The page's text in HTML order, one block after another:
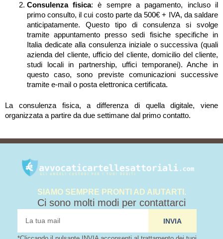
Consulenza fisica: è sempre a pagamento, incluso il
primo consulto, il cui costo parte da 500€ + IVA, da saldare
anticipatamente. Questo tipo di consulenza si svolge
tramite appuntamento presso sedi fisiche specifiche in
Italia dedicate alla consulenza iniziale o successiva (quali
azienda del cliente, ufficio del cliente, domicilio del cliente,
studi locali in partnership, uffici temporanei). Anche in
questo caso, sono previste comunicazioni successive
tramite e-mail o posta elettronica certificata.
La consulenza fisica, a differenza di quella digitale, viene
organizzata a partire da due settimane dal primo contatto.
SIAMO SEMPRE PRONTI AD AIUTARTI.
Ci sono molti modi per contattarci
INVIA